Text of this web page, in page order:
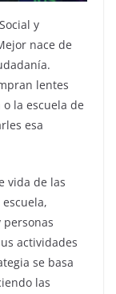
y
nace de
lentes
la escuela de
esa
vida de las
actividades
se basa
las